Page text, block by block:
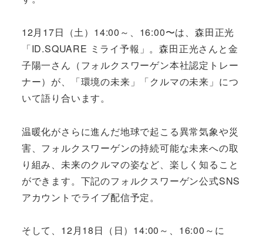
12月17日（土）14:00～、16:00〜は、森田正光
「ID.SQUARE ミライ予報」。森田正光さんと金
子陽一さん（フォルクスワーゲン本社認定トレー
ナー）が、「環境の未来」「クルマの未来」につ
いて語り合います。
温暖化がさらに進んだ地球で起こる異常気象や災
害、フォルクスワーゲンの持続可能な未来への取
り組み、未来のクルマの姿など、楽しく知ること
ができます。下記のフォルクスワーゲン公式SNS
アカウントでライブ配信予定。
そして、12月18日（日）14:00～、16:00～に